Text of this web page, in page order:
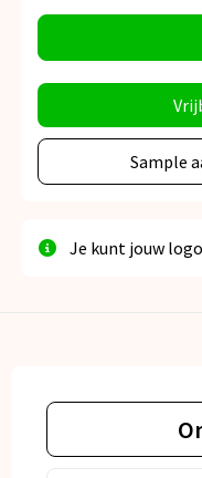
Sample
Je kunt jouw